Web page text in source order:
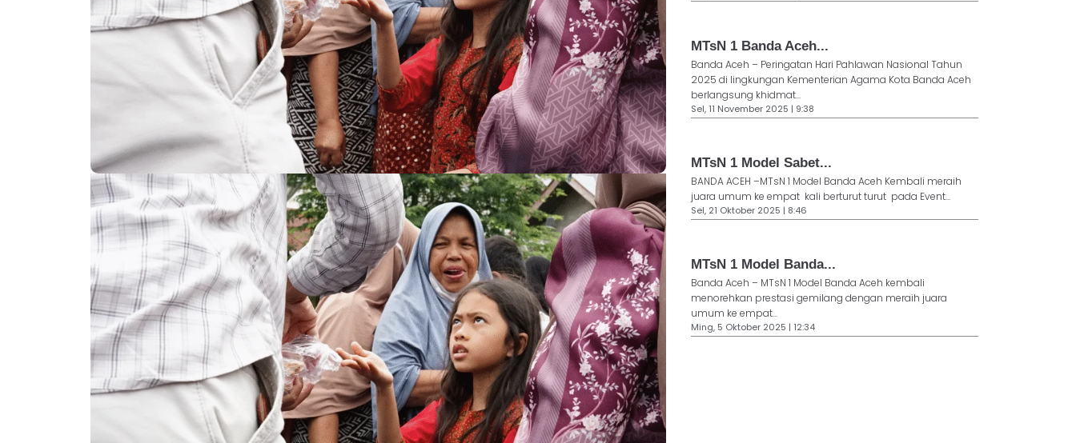
MTsN 1 Banda Aceh...
Banda Aceh – Peringatan Hari Pahlawan Nasional Tahun
2025 di lingkungan Kementerian Agama Kota Banda Aceh
berlangsung khidmat...
Sel, 11 November 2025 | 9:38
MTsN 1 Model Sabet...
BANDA ACEH –MTsN 1 Model Banda Aceh Kembali meraih
juara umum ke empat kali berturut turut pada Event...
Sel, 21 Oktober 2025 | 8:46
MTsN 1 Model Banda...
Banda Aceh – MTsN 1 Model Banda Aceh kembali
menorehkan prestasi gemilang dengan meraih juara
umum ke empat...
Ming, 5 Oktober 2025 | 12:34